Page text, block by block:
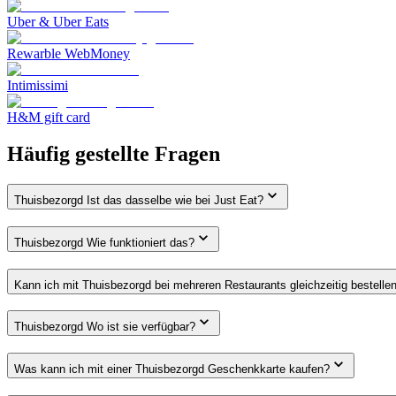
Uber & Uber Eats
Rewarble WebMoney
Intimissimi
H&M gift card
Häufig gestellte Fragen
Thuisbezorgd Ist das dasselbe wie bei Just Eat?
Thuisbezorgd Wie funktioniert das?
Kann ich mit Thuisbezorgd bei mehreren Restaurants gleichzeitig
Thuisbezorgd Wo ist sie verfügbar?
Was kann ich mit einer Thuisbezorgd Geschenkkarte kaufen?